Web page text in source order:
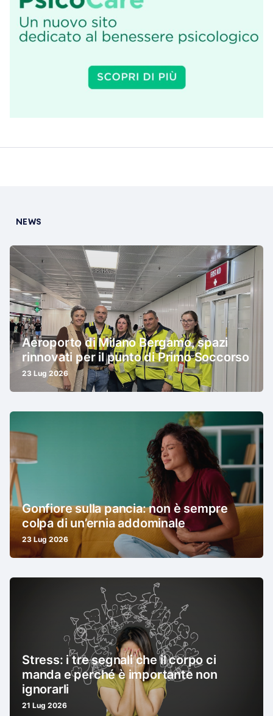
NEWS
Aeroporto di Milano Bergamo, spazi
rinnovati per il punto di Primo Soccorso
23 Lug 2026
Gonfiore sulla pancia: non è sempre
colpa di un’ernia addominale
23 Lug 2026
Stress: i tre segnali che il corpo ci
manda e perché è importante non
ignorarli
21 Lug 2026